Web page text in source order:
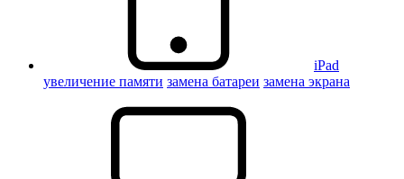
iPad
увеличение памяти замена батареи замена экрана